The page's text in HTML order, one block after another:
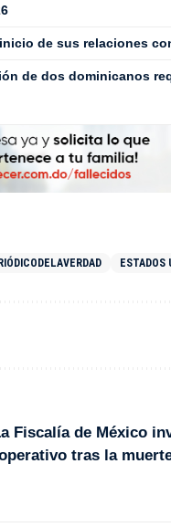
de sus relaciones
de dos dominicanos
ESTADOS
Fiscalía de México
tras la